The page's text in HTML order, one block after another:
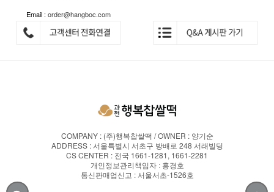
Email : order@hangboc.com
COMPANY : (주)행복찹쌀떡 / OWNER : 양기순
ADDRESS : 서울특별시 서초구 방배로 248 서래빌딩
CS CENTER : 전국 1661-1281, 1661-2281
개인정보관리책임자 : 홍경호
통신판매업신고 : 서울서초-1526호